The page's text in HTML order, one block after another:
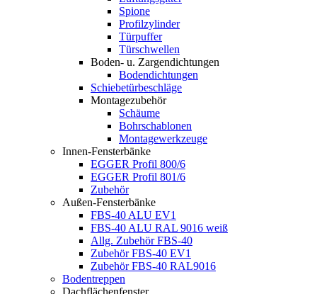
Spione
Profilzylinder
Türpuffer
Türschwellen
Boden- u. Zargendichtungen
Bodendichtungen
Schiebetürbeschläge
Montagezubehör
Schäume
Bohrschablonen
Montagewerkzeuge
Innen-Fensterbänke
EGGER Profil 800/6
EGGER Profil 801/6
Zubehör
Außen-Fensterbänke
FBS-40 ALU EV1
FBS-40 ALU RAL 9016 weiß
Allg. Zubehör FBS-40
Zubehör FBS-40 EV1
Zubehör FBS-40 RAL9016
Bodentreppen
Dachflächenfenster